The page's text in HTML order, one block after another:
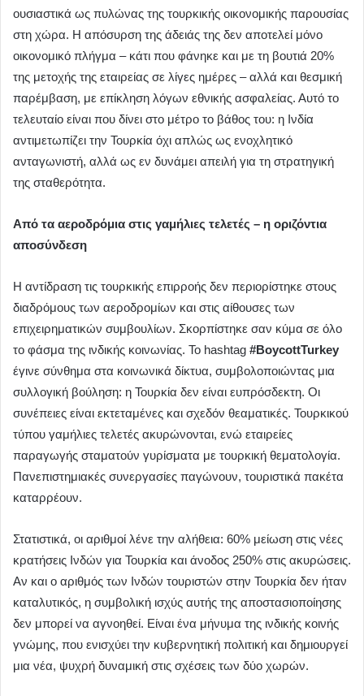
ουσιαστικά ως πυλώνας της τουρκικής οικονομικής παρουσίας
στη χώρα. Η απόσυρση της άδειάς της δεν αποτελεί μόνο
οικονομικό πλήγμα – κάτι που φάνηκε και με τη βουτιά 20%
της μετοχής της εταιρείας σε λίγες ημέρες – αλλά και θεσμική
παρέμβαση, με επίκληση λόγων εθνικής ασφαλείας. Αυτό το
τελευταίο είναι που δίνει στο μέτρο το βάθος του: η Ινδία
αντιμετωπίζει την Τουρκία όχι απλώς ως ενοχλητικό
ανταγωνιστή, αλλά ως εν δυνάμει απειλή για τη στρατηγική
της σταθερότητα.
Από τα αεροδρόμια στις γαμήλιες τελετές – η οριζόντια
αποσύνδεση
Η αντίδραση τις τουρκικής επιρροής δεν περιορίστηκε στους
διαδρόμους των αεροδρομίων και στις αίθουσες των
επιχειρηματικών συμβουλίων. Σκορπίστηκε σαν κύμα σε όλο
το φάσμα της ινδικής κοινωνίας. Το hashtag #BoycottTurkey
έγινε σύνθημα στα κοινωνικά δίκτυα, συμβολοποιώντας μια
συλλογική βούληση: η Τουρκία δεν είναι ευπρόσδεκτη. Οι
συνέπειες είναι εκτεταμένες και σχεδόν θεαματικές. Τουρκικού
τύπου γαμήλιες τελετές ακυρώνονται, ενώ εταιρείες
παραγωγής σταματούν γυρίσματα με τουρκική θεματολογία.
Πανεπιστημιακές συνεργασίες παγώνουν, τουριστικά πακέτα
καταρρέουν.
Στατιστικά, οι αριθμοί λένε την αλήθεια: 60% μείωση στις νέες
κρατήσεις Ινδών για Τουρκία και άνοδος 250% στις ακυρώσεις.
Αν και ο αριθμός των Ινδών τουριστών στην Τουρκία δεν ήταν
καταλυτικός, η συμβολική ισχύς αυτής της αποστασιοποίησης
δεν μπορεί να αγνοηθεί. Είναι ένα μήνυμα της ινδικής κοινής
γνώμης, που ενισχύει την κυβερνητική πολιτική και δημιουργεί
μια νέα, ψυχρή δυναμική στις σχέσεις των δύο χωρών.